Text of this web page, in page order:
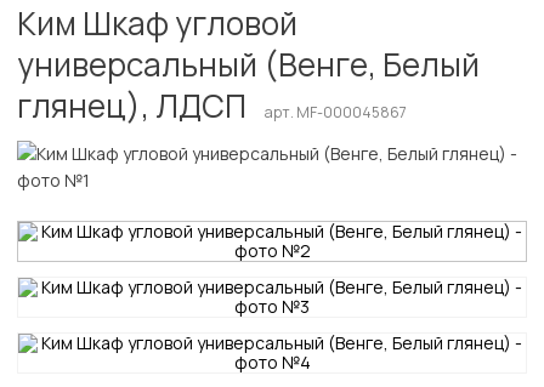
Ким Шкаф угловой
универсальный (Венге, Белый
глянец), ЛДСП
арт. MF-000045867